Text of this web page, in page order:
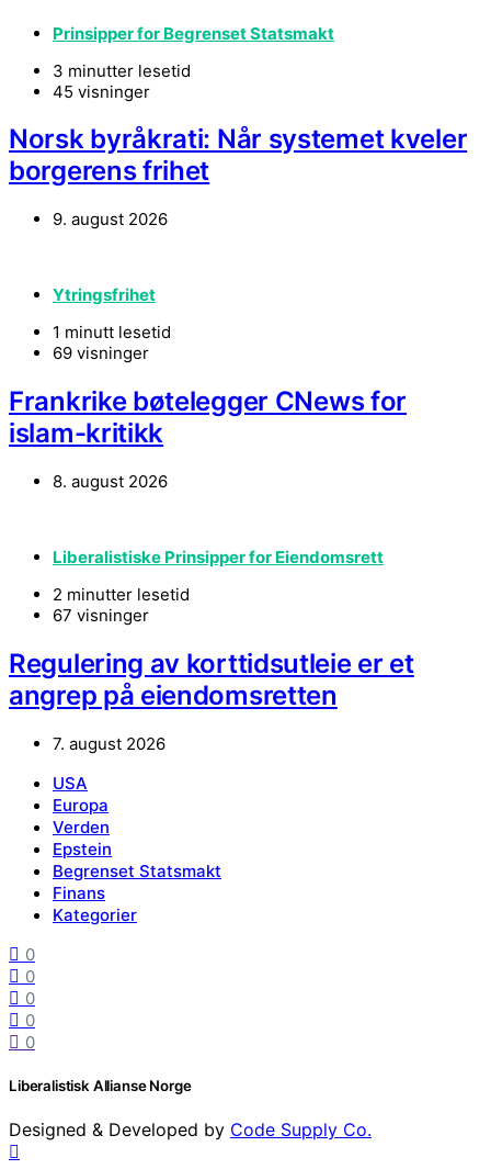
Prinsipper for Begrenset Statsmakt
3 minutter lesetid
45 visninger
Norsk byråkrati: Når systemet kveler
borgerens frihet
9. august 2026
Ytringsfrihet
1 minutt lesetid
69 visninger
Frankrike bøtelegger CNews for
islam-kritikk
8. august 2026
Liberalistiske Prinsipper for Eiendomsrett
2 minutter lesetid
67 visninger
Regulering av korttidsutleie er et
angrep på eiendomsretten
7. august 2026
USA
Europa
Verden
Epstein
Begrenset Statsmakt
Finans
Kategorier
0
0
0
0
0
Liberalistisk Allianse Norge
Designed & Developed by Code Supply Co.